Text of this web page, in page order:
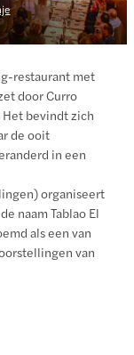
restaurant met
door Curro
Het bevindt zich
de ooit
in een
organiseert
naam Tablao El
als een van
van